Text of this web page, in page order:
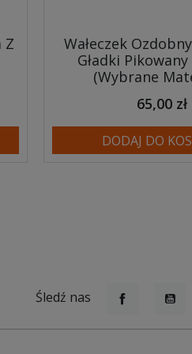
Z
Wałeczek
Gładki
(Wybrane
65,00 zł
DODAJ DO
Śledź nas